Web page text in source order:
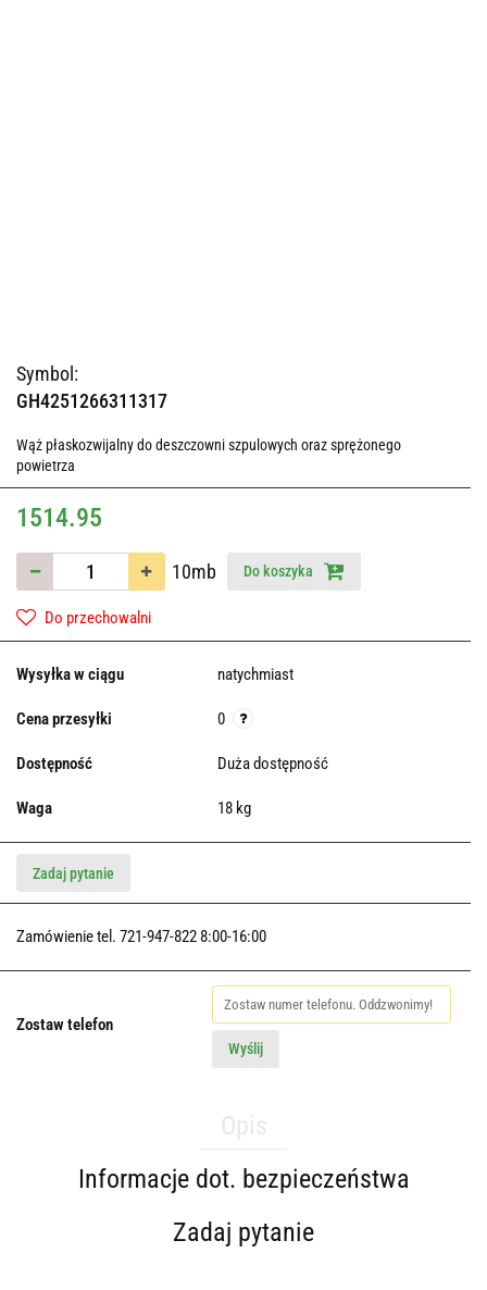
Symbol:
GH4251266311317
Wąż płaskozwijalny do deszczowni szpulowych oraz sprężonego
powietrza
1514.95
10mb Do koszyka
Do przechowalni
Wysyłka w ciągu natychmiast
Cena przesyłki 0
Dostępność Duża dostępność
Waga 18 kg
Zadaj pytanie
Zamówienie tel. 721-947-822 8:00-16:00
Zostaw telefon
Wyślij
Informacje dot. bezpieczeństwa
Zadaj pytanie